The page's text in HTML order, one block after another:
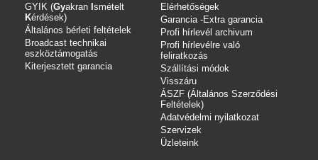
GYIK (Gyakran smételt
Kérdések)
Általános bérleti feltételek
Broadcast technikai
eszköztámogatás
Kiterjesztett garancia
Elérhetőségek
Garancia -Extra garancia
Profi hírlevél archivum
Profi hírlevélre való
feliratkozás
Szállítási módok
Visszáru
ÁSZF (Általános Szerződési
Feltételek)
Adatvédelmi nyilatkozat
Szervizek
Üzleteink